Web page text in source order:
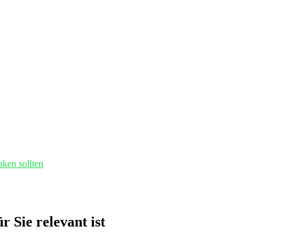
sollten
⁤Sie ​relevant‍ ist